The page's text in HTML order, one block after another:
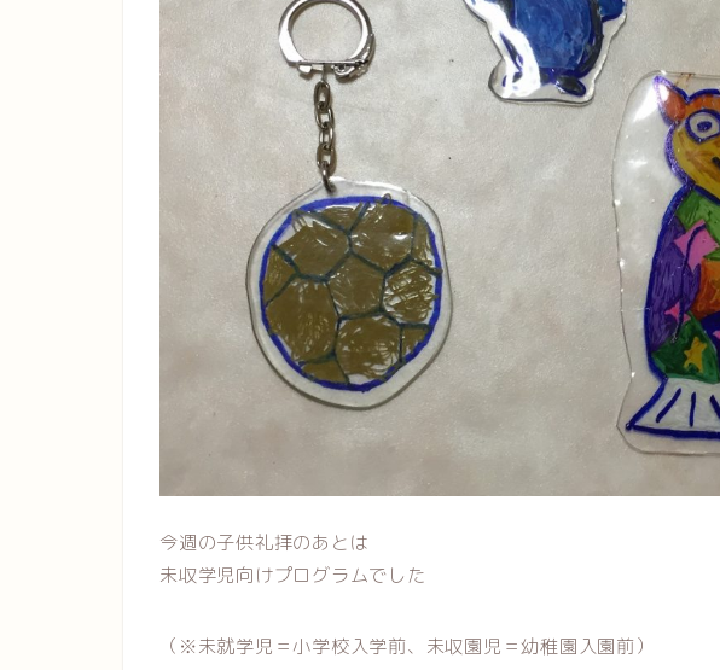
今週の子供礼拝のあとは
未収学児向けプログラムでした
（※未就学児＝小学校入学前、未収園児＝幼稚園入園前）